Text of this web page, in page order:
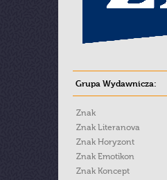
Grupa Wydawnicza:
Znak
Znak Literanova
Znak Horyzont
Znak Emotikon
Znak Koncept